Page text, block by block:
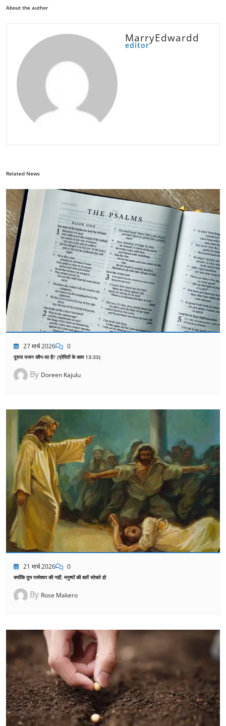
About the author
MarryEdwardd
editor
Related News
27 मार्च 2026 0
दूसरा भजन कौन-सा है? (प्रेरितों के काम 13:33)
By Doreen Kajulu
21 मार्च 2026 0
क्योंकि तुम परमेश्वर की नहीं, मनुष्यों की बातें सोचते हो
By Rose Makero